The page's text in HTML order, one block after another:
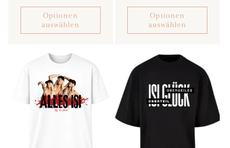
Preis
Optionen
auswählen
Preis
Optionen
auswählen